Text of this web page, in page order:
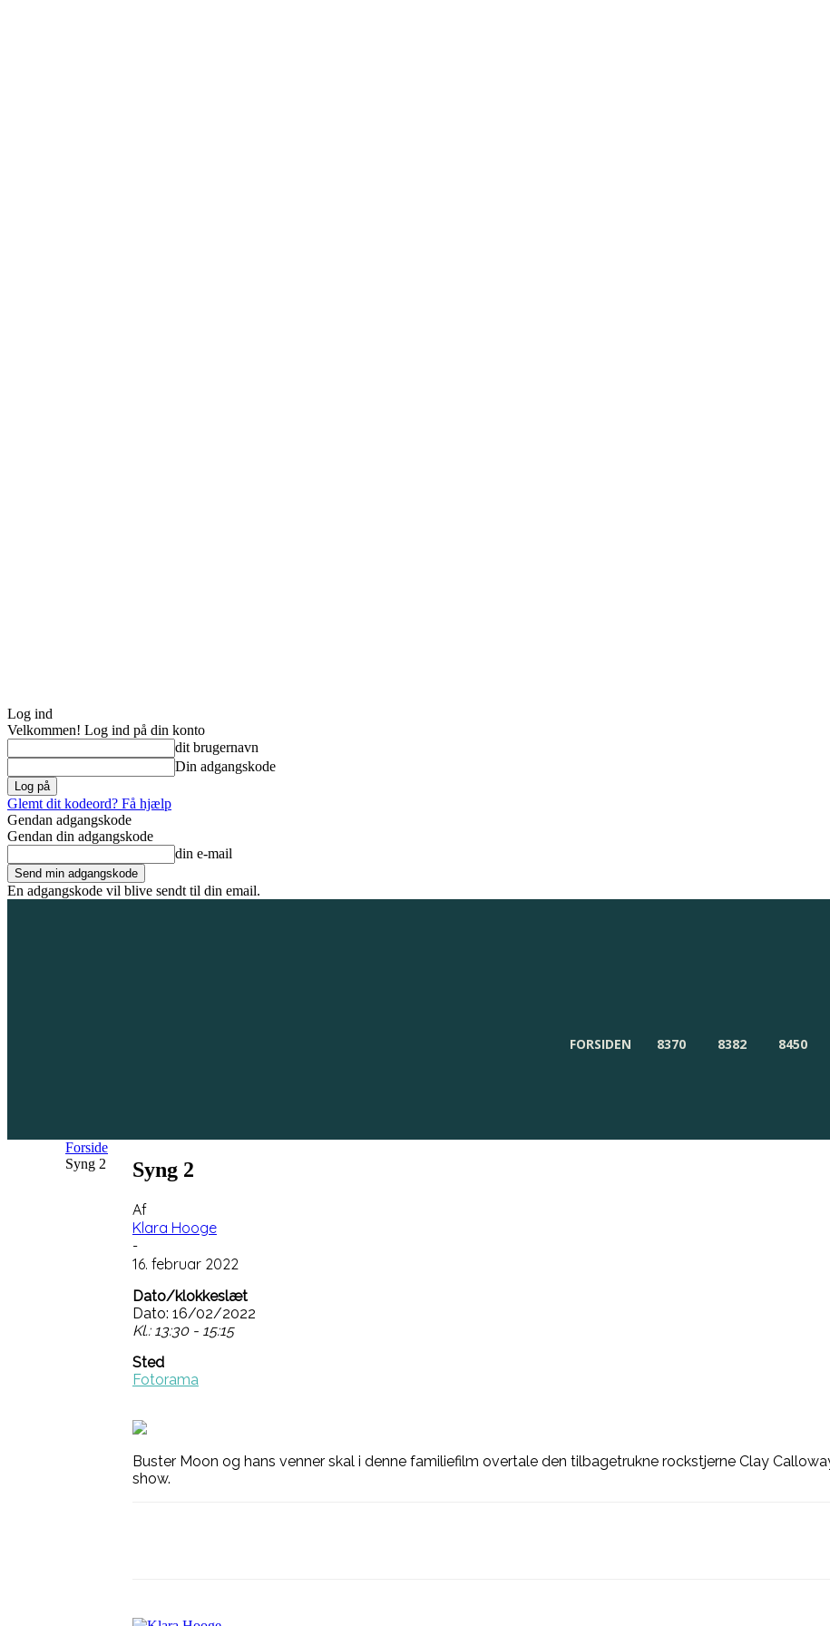
Log ind
Velkommen! Log ind på din konto
dit brugernavn
Din adgangskode
Glemt dit kodeord? Få hjælp
Gendan adgangskode
Gendan din adgangskode
din e-mail
En adgangskode vil blive sendt til din email.
FORSIDEN 8370 8382 8450
Forside
Syng 2
Syng 2
Af
Klara Hooge
-
16. februar 2022
Dato/klokkeslæt
Dato: 16/02/2022
Kl.: 13:30 - 15:15
Sted
Fotorama
Buster Moon og hans venner skal i denne familiefilm overtale den tilbagetrukne rockstjerne Clay
show.